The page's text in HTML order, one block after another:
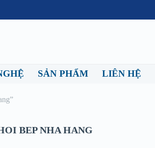
SẢN PHẨM LIÊN HỆ
BEP NHA HANG